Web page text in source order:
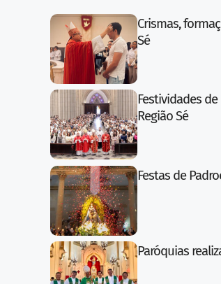
Crismas,
Sé
Festividades
Região Sé
Festas de
Paróquias